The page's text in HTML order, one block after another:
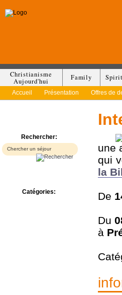
Christianisme
Aujourd'hui
Family
Accueil Présentation Offres de
Rechercher:
Catégories:
une
qui
la
De
Du
à